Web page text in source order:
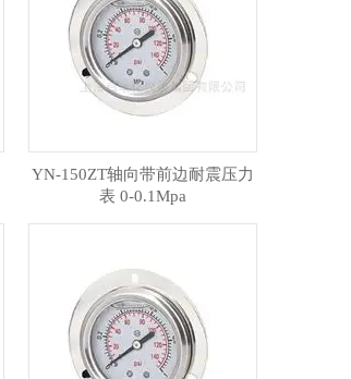
YN-150ZT轴向带前边耐震压力
表 0-0.1Mpa